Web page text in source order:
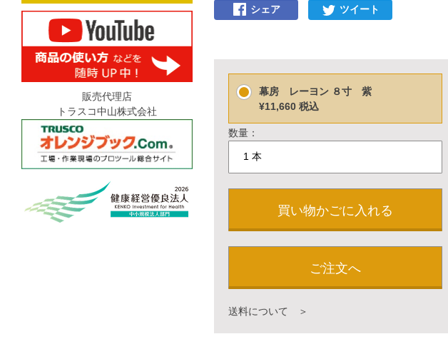
シェア ツイート
幕房 レーヨン ８寸 紫
¥11,660 税込
数量：
買い物かごに入れる
ご注文へ
送料について ＞
販売代理店
トラスコ中山株式会社